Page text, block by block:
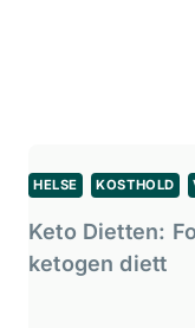
HELSE KOSTHOLD
Keto Dietten:
ketogen diett